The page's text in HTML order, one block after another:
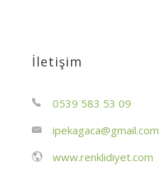
İletişim
0539 583 53 09
ipekagaca@gmail.com
www.renklidiyet.com